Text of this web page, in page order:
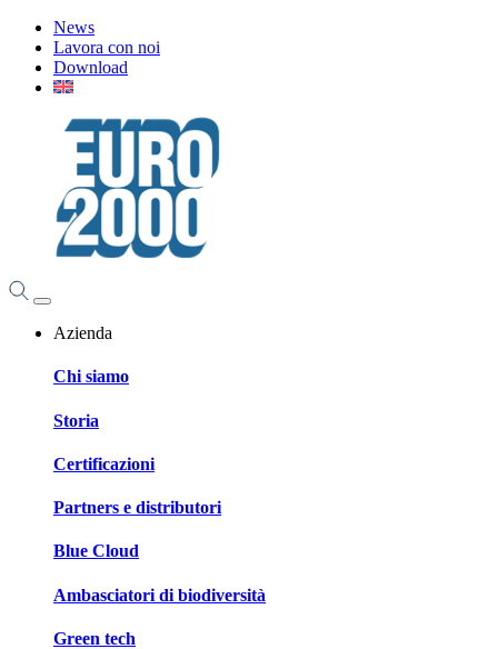
News
Lavora con noi
Download
Azienda
Chi siamo
Storia
Certificazioni
Partners e distributori
Blue Cloud
Ambasciatori di biodiversità
Green tech